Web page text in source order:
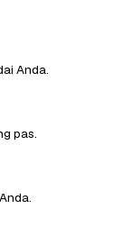
Anda.
pas.